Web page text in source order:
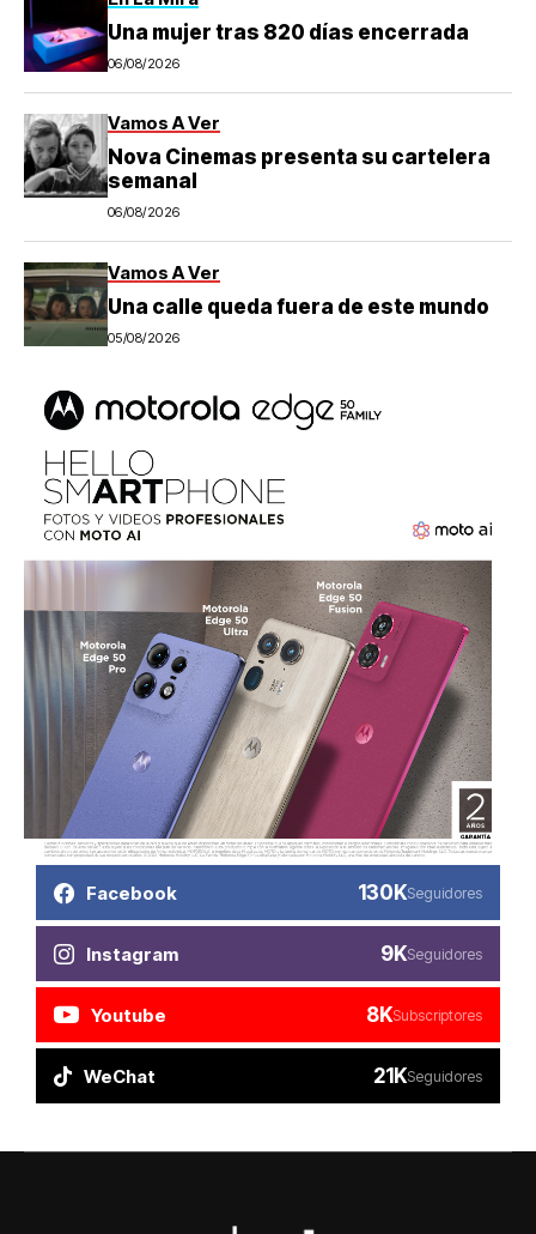
Una mujer tras 820 días encerrada
06/08/2026
Vamos A Ver
Nova Cinemas presenta su cartelera
semanal
06/08/2026
Vamos A Ver
Una calle queda fuera de este mundo
05/08/2026
Facebook 130KSeguidores
Instagram 9KSeguidores
Youtube 8KSubscriptores
WeChat 21KSeguidores